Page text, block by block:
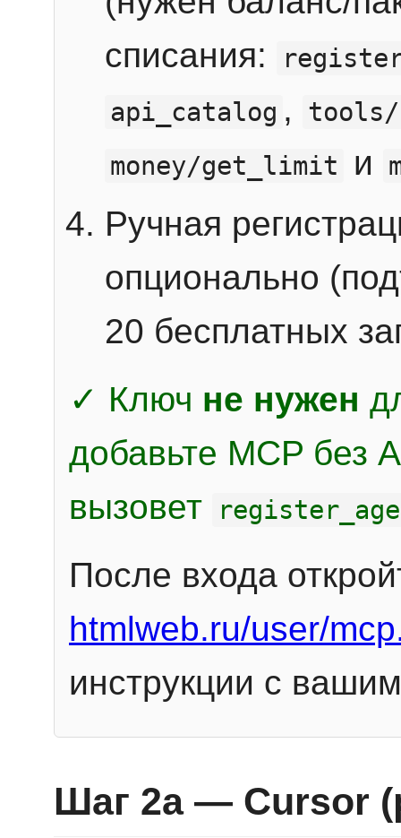
списания:
api_catalog ,
money/get_limit
и
Ручная
опционально
20 бесплатных
✓ Ключ не нужен
добавьте MCP без
вызовет
После входа
htmlweb.ru/user/
инструкции с
Шаг 2a — Cursor